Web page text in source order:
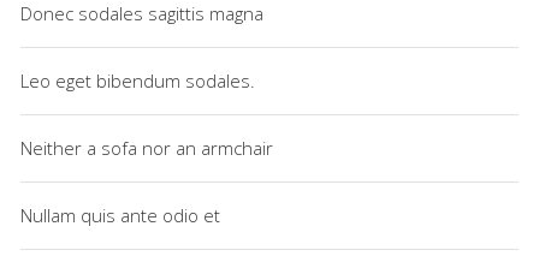
Donec sodales sagittis magna
Leo eget bibendum sodales.
Neither a sofa nor an armchair
Nullam quis ante odio et